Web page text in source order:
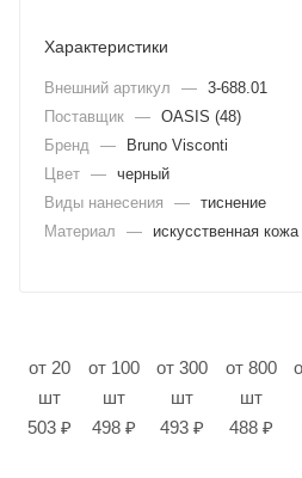
Характеристики
Внешний артикул — 3-688.01
Поставщик — OASIS (48)
Бренд
—
Bruno Visconti
Цвет — черный
Виды нанесения
— тиснение
Материал
— искусственная кожа
от 20
шт
503 ₽
от 100
шт
498 ₽
от 300
шт
493 ₽
от 800
шт
488 ₽